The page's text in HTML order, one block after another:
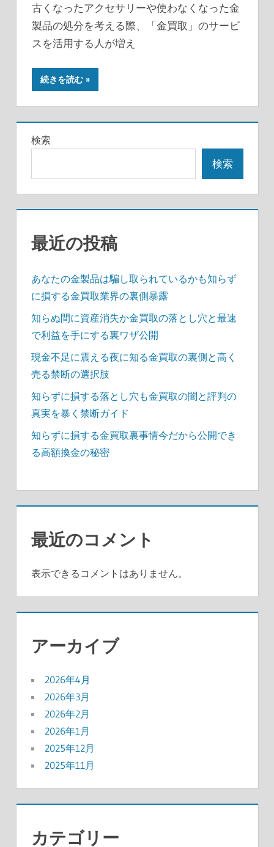
古くなったアクセサリーや使わなくなった金
製品の処分を考える際、「金買取」のサービ
スを活用する人が増え
続きを読む
検索
検索
最近の投稿
あなたの金製品は騙し取られているかも知らず
に損する金買取業界の裏側暴露
知らぬ間に資産消失か金買取の落とし穴と最速
で利益を手にする裏ワザ公開
現金不足に震える夜に知る金買取の裏側と高く
売る禁断の選択肢
知らずに損する落とし穴も金買取の闇と評判の
真実を暴く禁断ガイド
知らずに損する金買取裏事情今だから公開でき
る高額換金の秘密
最近のコメント
表示できるコメントはありません。
アーカイブ
2026年4月
2026年3月
2026年2月
2026年1月
2025年12月
2025年11月
カテゴリー